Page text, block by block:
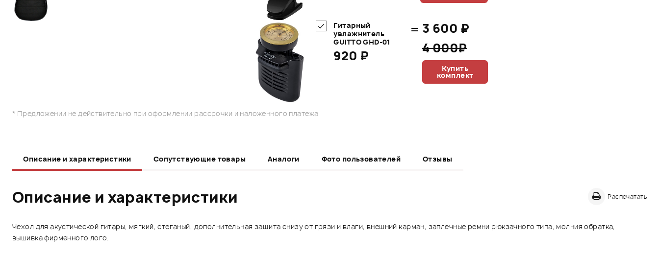
Гитарный
увлажнитель
GUITTO GHD-01
920 ₽
= 3 600 ₽
4 000₽
Купить
комплект
* Предложении не действительно при оформлении рассрочки и наложенного платежа
Описание и характеристики Сопутствующие товары Аналоги Фото пользователей Отзывы
Описание и характеристики Распечатать
Чехол для акустической гитары, мягкий, стеганый, дополнительная защита снизу от грязи и влаги, внешний карман, заплечные ремни рюкзачного типа, молния обратка,
вышивка фирменного лого.